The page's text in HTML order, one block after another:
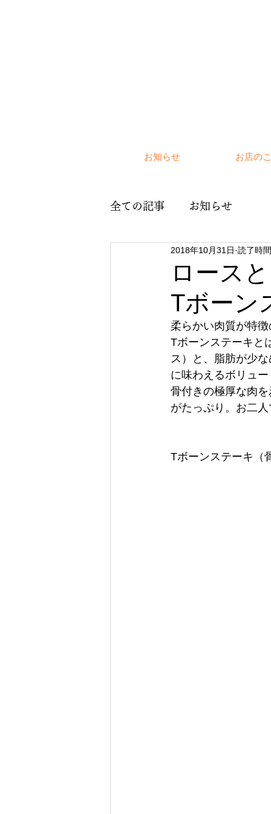
お知らせ お店の
全ての記事 お知らせ
ロース
Tボーン
2018年10月31日 読了時
柔らかい肉質が特
Tボーンステーキと
ス）と、脂肪が少
に味わえるボリュ
骨付きの極厚な肉
がたっぷり。お二
Tボーンステーキ（